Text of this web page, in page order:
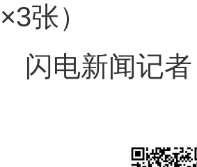
×3张）
闪电新闻记